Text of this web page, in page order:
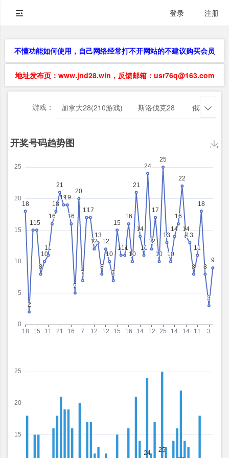
登录 注册
不懂功能如何使用，自己网络经常打不开网站的不建议购买会员
地址发布页：www.jnd28.win，反馈邮箱：usr76q@163.com
游戏： 加拿大28(210游戏) 斯洛伐克28 俄勒冈28
